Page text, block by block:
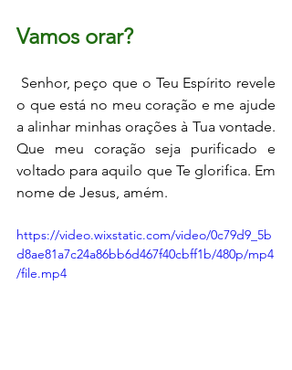
Vamos orar?
Senhor, peço que o Teu Espírito revele
o que está no meu coração e me ajude
a alinhar minhas orações à Tua vontade.
Que meu coração seja purificado e
voltado para aquilo que Te glorifica. Em
nome de Jesus, amém.
https://video.wixstatic.com/video/0c79d9_5b
d8ae81a7c24a86bb6d467f40cbff1b/480p/mp4
/file.mp4